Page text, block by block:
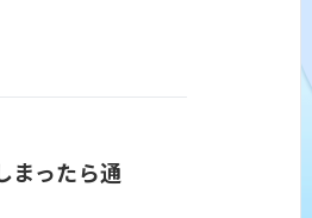
まったら通